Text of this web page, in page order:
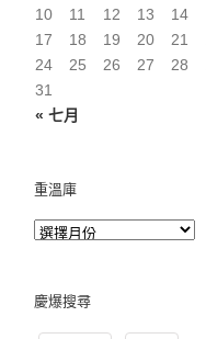
« 七月
10
11 12 13 14
17
18 19 20 21
24
25 26 27 28
31
重溫庫
慶爆搜尋